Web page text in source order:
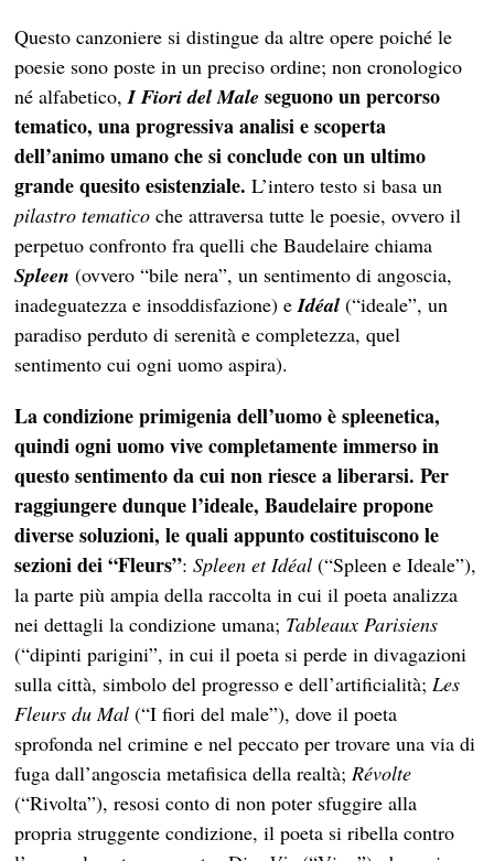
Questo canzoniere si distingue da altre opere poiché le
poesie sono poste in un preciso ordine; non cronologico
né alfabetico, I Fiori del Maleseguono un percorso
tematico, una progressiva analisi e scoperta
dell’animo umano che si conclude con un ultimo
grande quesito esistenziale.L’intero testo si basa un
pilastro tematico che attraversa tutte le poesie, ovvero il
perpetuo confronto fra quelli che Baudelaire chiama
Spleen (ovvero “bile nera”, un sentimento di angoscia,
inadeguatezza e insoddisfazione) eIdéal (“ideale”, un
paradiso perduto di serenità e completezza, quel
sentimento cui ogni uomo aspira).
La condizione primigenia dell’uomo è spleenetica,
quindi ogni uomo vive completamente immerso in
questo sentimento da cui non riesce a liberarsi. Per
raggiungere dunque l’ideale, Baudelaire propone
diverse soluzioni, le quali appunto costituiscono le
sezioni dei “Fleurs”:Spleen et Idéal (“Spleen e Ideale”),
la parte più ampia della raccolta in cui il poeta analizza
nei dettagli la condizione umana; Tableaux Parisiens
(“dipinti parigini”, in cui il poeta si perde in divagazioni
sulla città, simbolo del progresso e dell’artificialità; Les
Fleurs du Mal(“I fiori del male”), dove il poeta
sprofonda nel crimine e nel peccato per trovare una via di
fuga dall’angoscia metafisica della realtà; Révolte
(“Rivolta”), resosi conto di non poter sfuggire alla
propria struggente condizione, il poeta si ribella contro